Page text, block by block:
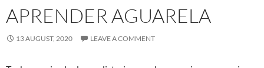
APRENDER AGUARELA
13 AUGUST, 2020 LEAVE A COMMENT